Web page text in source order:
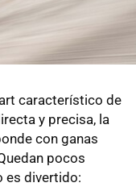
característico de
y precisa, la
con ganas
pocos
es divertido: